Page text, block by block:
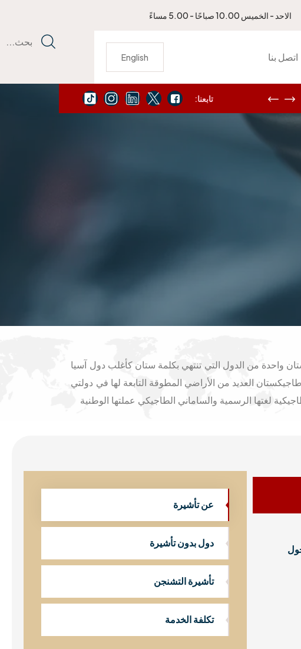
بحث...
يمكنك الاتصال بنا لتجديد جواز سفرك الأمريكي
تابعنا:
الاحد - الخميس 10.00 صباحًا - 5.00 مساءً
اتصل بنا English
واحدة من الدول التي تنتهي بكلمة ستان كأغلب دول آسيا
العديد من الأراضي المطوقة التابعة لها في دولتي
لغتها الرسمية والساماني الطاجيكي عملتها الوطنية
عن تأشيرة
دول بدون تأشيرة
تأشيرة التشنجن
تكلفة الخدمة